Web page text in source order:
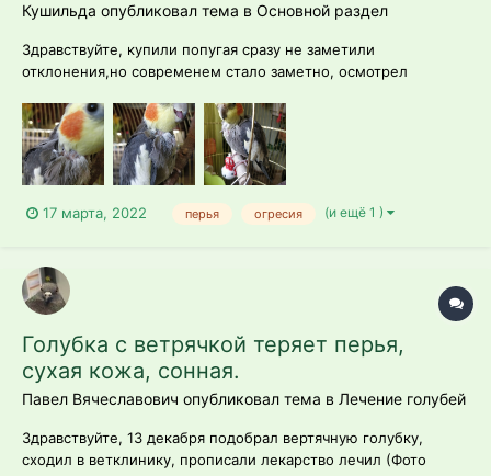
Кушильда опубликовал тема в Основной раздел
Здравствуйте, купили попугая сразу не заметили
отклонения,но современем стало заметно, осмотрел
полтора месяца октивный стал но перья всеровно не
вотановилис , вопщем на второй прием орнитолог заверил
что попугай здоров и в течение трёх месяцев опе...
17 марта, 2022 перья огресия (и ещё 1 )
Голубка с ветрячкой теряет перья,
сухая кожа, сонная.
Павел Вячеславович опубликовал тема в Лечение голубей
Здравствуйте, 13 декабря подобрал вертячную голубку,
сходил в ветклинику, прописали лекарство лечил (Фото